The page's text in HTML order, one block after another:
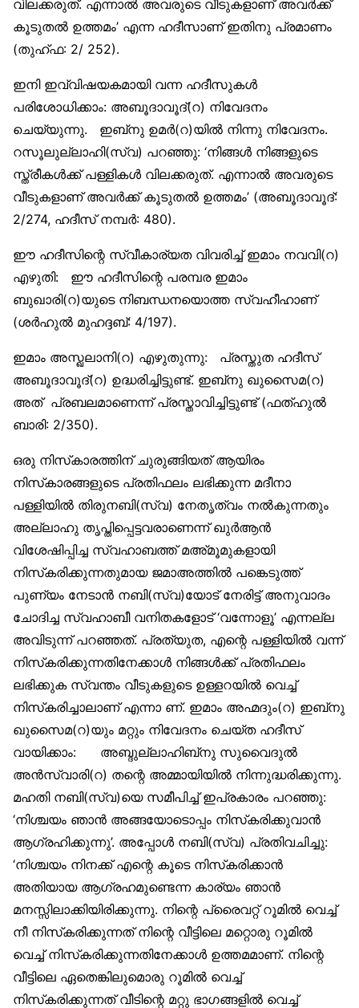
വിലക്കരുത്. എന്നാല്‍ അവരുടെ വീടുകളാണ് അവര്‍ക്ക്
കൂടുതല്‍ ഉത്തമം’ എന്ന ഹദീസാണ് ഇതിനു പ്രമാണം
(തുഹ്ഫ: 2/ 252).
ഇനി ഇവ്വിഷയകമായി വന്ന ഹദീസുകള്‍
പരിശോധിക്കാം: അബൂദാവൂദ്(റ) നിവേദനം
ചെയ്യുന്നു. ഇബ്‌നു ഉമര്‍(റ)യില്‍ നിന്നു നിവേദനം.
റസൂലുല്ലാഹി(സ്വ) പറഞ്ഞു: ‘നിങ്ങള്‍ നിങ്ങളുടെ
സ്ത്രീകള്‍ക്ക് പള്ളികള്‍ വിലക്കരുത്. എന്നാല്‍ അവരുടെ
വീടുകളാണ് അവര്‍ക്ക് കൂടുതല്‍ ഉത്തമം’ (അബൂദാവൂദ്:
2/274, ഹദീസ് നമ്പര്‍: 480).
ഈ ഹദീസിന്റെ സ്വീകാര്യത വിവരിച്ച് ഇമാം നവവി(റ)
എഴുതി: ഈ ഹദീസിന്റെ പരമ്പര ഇമാം
ബുഖാരി(റ)യുടെ നിബന്ധനയൊത്ത സ്വഹീഹാണ്
(ശര്‍ഹുല്‍ മുഹദ്ദബ്: 4/197).
ഇമാം അസ്ഖലാനി(റ) എഴുതുന്നു: പ്രസ്തുത ഹദീസ്
അബൂദാവൂദ്(റ) ഉദ്ധരിച്ചിട്ടുണ്ട്. ഇബ്‌നു ഖുസൈമ(റ)
അത് പ്രബലമാണെന്ന് പ്രസ്താവിച്ചിട്ടുണ്ട് (ഫത്ഹുല്‍
ബാരി: 2/350).
ഒരു നിസ്‌കാരത്തിന് ചുരുങ്ങിയത് ആയിരം
നിസ്‌കാരങ്ങളുടെ പ്രതിഫലം ലഭിക്കുന്ന മദീനാ
പള്ളിയില്‍ തിരുനബി(സ്വ) നേതൃത്വം നല്‍കുന്നതും
അല്ലാഹു തൃപ്തിപ്പെട്ടവരാണെന്ന് ഖുര്‍ആന്‍
വിശേഷിപ്പിച്ച സ്വഹാബത്ത് മഅ്മൂമുകളായി
നിസ്‌കരിക്കുന്നതുമായ ജമാഅത്തില്‍ പങ്കെടുത്ത്
പുണ്യം നേടാന്‍ നബി(സ്വ)യോട് നേരിട്ട് അനുവാദം
ചോദിച്ച സ്വഹാബീ വനിതകളോട് ‘വന്നോളൂ’ എന്നല്ല
അവിടുന്ന് പറഞ്ഞത്. പ്രത്യുത, എന്റെ പള്ളിയില്‍ വന്ന്
നിസ്‌കരിക്കുന്നതിനേക്കാള്‍ നിങ്ങള്‍ക്ക് പ്രതിഫലം
ലഭിക്കുക സ്വന്തം വീടുകളുടെ ഉള്ളറയില്‍ വെച്ച്
നിസ്‌കരിച്ചാലാണ് എന്നാ ണ്. ഇമാം അഹ്മദും(റ) ഇബ്‌നു
ഖുസൈമ(റ)യും മറ്റും നിവേദനം ചെയ്ത ഹദീസ്
വായിക്കാം: അബ്ദുല്ലാഹിബ്‌നു സുവൈദുല്‍
അന്‍സ്വാരി(റ) തന്റെ അമ്മായിയില്‍ നിന്നുദ്ധരിക്കുന്നു.
മഹതി നബി(സ്വ)യെ സമീപിച്ച് ഇപ്രകാരം പറഞ്ഞു:
‘നിശ്ചയം ഞാന്‍ അങ്ങയോടൊപ്പം നിസ്‌കരിക്കുവാന്‍
ആഗ്രഹിക്കുന്നു’. അപ്പോള്‍ നബി(സ്വ) പ്രതിവചിച്ചു:
‘നിശ്ചയം നിനക്ക് എന്റെ കൂടെ നിസ്‌കരിക്കാന്‍
അതിയായ ആഗ്രഹമുണ്ടെന്ന കാര്യം ഞാന്‍
മനസ്സിലാക്കിയിരിക്കുന്നു. നിന്റെ പ്രൈവറ്റ് റൂമില്‍ വെച്ച്
നീ നിസ്‌കരിക്കുന്നത് നിന്റെ വീട്ടിലെ മറ്റൊരു റൂമില്‍
വെച്ച് നിസ്‌കരിക്കുന്നതിനേക്കാള്‍ ഉത്തമമാണ്. നിന്റെ
വീട്ടിലെ ഏതെങ്കിലുമൊരു റൂമില്‍ വെച്ച്
നിസ്‌കരിക്കുന്നത് വീടിന്റെ മറ്റു ഭാഗങ്ങളില്‍ വെച്ച്